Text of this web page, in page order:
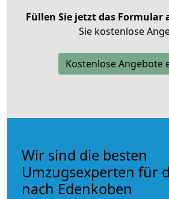
Füllen Sie jetzt das Formular
Sie kostenlose
Kostenlose Angebote
Wir sind die besten
Umzugsexperten für
nach Edenkoben